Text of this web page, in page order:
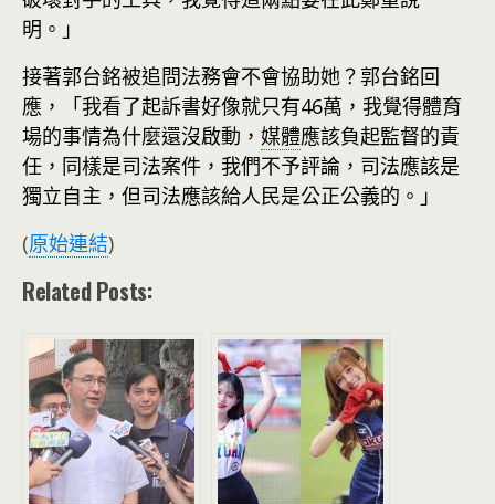
明。」
接著郭台銘被追問法務會不會協助她？郭台銘回
應，「我看了起訴書好像就只有46萬，我覺得體育
場的事情為什麼還沒啟動， 媒體應該負起監督的責
任，同樣是司法案件，我們不予評論，司法應該是
獨立自主，但司法應該給人民是公正公義的。」
(原始連結)
Related Posts: